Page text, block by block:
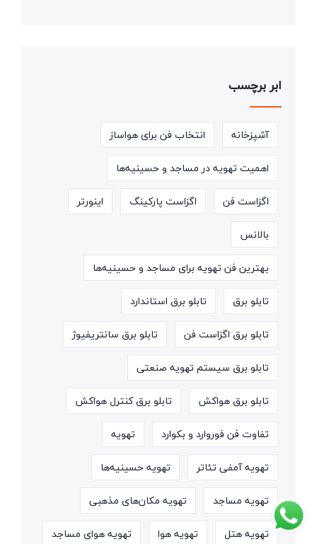
ابر برچسب
آشپزخانه
انتخاب فن برای هواساز
اهمیت تهویه در مساجد و حسینیه‌ها
اگزاست فن
اگزاست پارکینگ
اینورتر
بالانس
بهترین فن تهویه برای مساجد و حسینیه‌ها
تابلو برق
تابلو برق استاندارد
تابلو برق اگزاست فن
تابلو برق سانتریفیوژ
تابلو برق سیستم تهویه صنعتی
تابلو برق هواکش
تابلو برق کنترل هواکش
تفاوت فن فوروارد و بکوارد
تهویه
تهویه آمفی تئاتر
تهویه حسینیه‌ها
تهویه مساجد
تهویه مکان‌های مذهبی
تهویه هتل
تهویه هوا تهویه هوای مساجد